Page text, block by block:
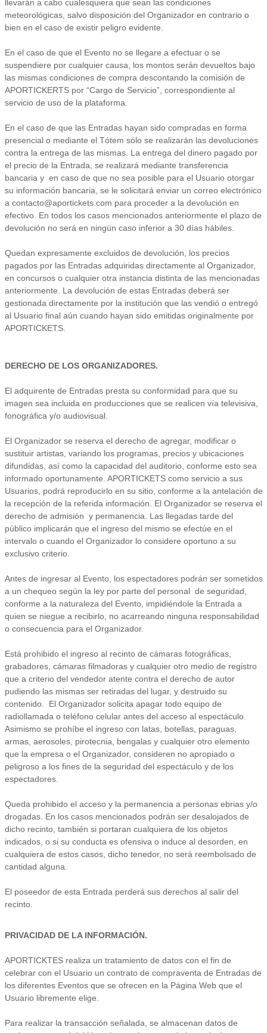
llevarán a cabo cualesquiera que sean las condiciones
meteorológicas, salvo disposición del Organizador en contrario o
bien en el caso de existir peligro evidente.
En el caso de que el Evento no se llegare a efectuar o se
suspendiere por cualquier causa, los montos serán devueltos bajo
las mismas condiciones de compra descontando la comisión de
APORTICKERTS por “Cargo de Servicio”, correspondiente al
servicio de uso de la plataforma.
En el caso de que las Entradas hayan sido compradas en forma
presencial o mediante el Tótem sólo se realizarán las devoluciones
contra la entrega de las mismas. La entrega del dinero pagado por
el precio de la Entrada, se realizará mediante transferencia
bancaria y en caso de que no sea posible para el Usuario otorgar
su información bancaria, se le solicitará enviar un correo electrónico
a contacto@aportickets.com para proceder a la devolución en
efectivo. En todos los casos mencionados anteriormente el plazo de
devolución no será en ningún caso inferior a 30 días hábiles.
Quedan expresamente excluidos de devolución, los precios
pagados por las Entradas adquiridas directamente al Organizador,
en concursos o cualquier otra instancia distinta de las mencionadas
anteriormente. La devolución de estas Entradas deberá ser
gestionada directamente por la institución que las vendió o entregó
al Usuario final aún cuando hayan sido emitidas originalmente por
APORTICKETS.
DERECHO DE LOS ORGANIZADORES.
El adquirente de Entradas presta su conformidad para que su
imagen sea incluida en producciones que se realicen vía televisiva,
fonográfica y/o audiovisual.
El Organizador se reserva el derecho de agregar, modificar o
sustituir artistas, variando los programas, precios y ubicaciones
difundidas, así como la capacidad del auditorio, conforme esto sea
informado oportunamente. APORTICKETS como servicio a sus
Usuarios, podrá reproducirlo en su sitio, conforme a la antelación de
la recepción de la referida información. El Organizador se reserva el
derecho de admisión y permanencia. Las llegadas tarde del
público implicarán que el ingreso del mismo se efectúe en el
intervalo o cuando el Organizador lo considere oportuno a su
exclusivo criterio.
Antes de ingresar al Evento, los espectadores podrán ser sometidos
a un chequeo según la ley por parte del personal de seguridad,
conforme a la naturaleza del Evento, impidiéndole la Entrada a
quien se niegue a recibirlo, no acarreando ninguna responsabilidad
o consecuencia para el Organizador.
Está prohibido el ingreso al recinto de cámaras fotográficas,
grabadores, cámaras filmadoras y cualquier otro medio de registro
que a criterio del vendedor atente contra el derecho de autor
pudiendo las mismas ser retiradas del lugar, y destruido su
contenido. El Organizador solicita apagar todo equipo de
radiollamada o teléfono celular antes del acceso al espectáculo.
Asimismo se prohíbe el ingreso con latas, botellas, paraguas,
armas, aerosoles, pirotecnia, bengalas y cualquier otro elemento
que la empresa o el Organizador, consideren no apropiado o
peligroso a los fines de la seguridad del espectáculo y de los
espectadores.
Queda prohibido el acceso y la permanencia a personas ebrias y/o
drogadas. En los casos mencionados podrán ser desalojados de
dicho recinto, también si portaran cualquiera de los objetos
indicados, o si su conducta es ofensiva o induce al desorden, en
cualquiera de estos casos, dicho tenedor, no será reembolsado de
cantidad alguna.
El poseedor de esta Entrada perderá sus derechos al salir del
recinto.
PRIVACIDAD DE LA INFORMACIÓN.
APORTICKTES realiza un tratamiento de datos con el fin de
celebrar con el Usuario un contrato de compraventa de Entradas de
los diferentes Eventos que se ofrecen en la Página Web que el
Usuario libremente elige.
Para realizar la transacción señalada, se almacenan datos de